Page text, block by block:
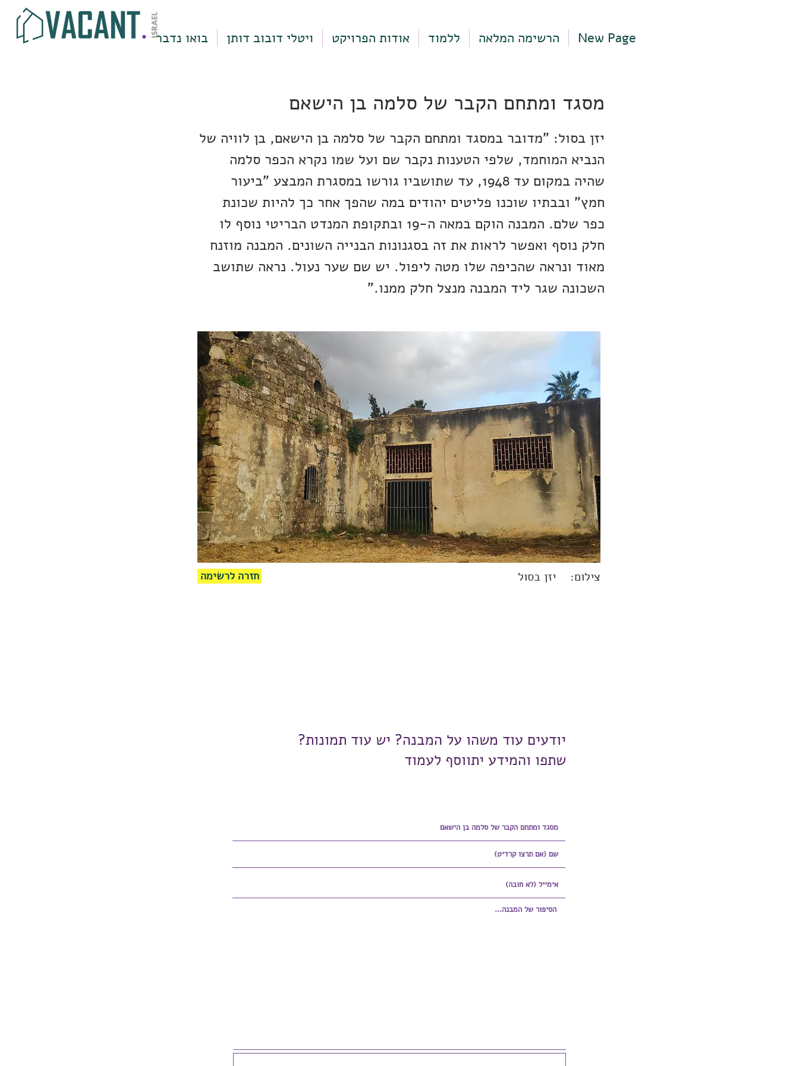
בואו נדבר ויטלי דובוב דותן אודות הפרויקט ללמוד הרשימה המלאה New Page
מסגד ומתחם הקבר של סלמה בן הישאם
יזן בסול: "מדובר במסגד ומתחם הקבר של סלמה בן הישאם, בן לוויה של
הנביא המוחמד, שלפי הטענות נקבר שם ועל שמו נקרא הכפר סלמה
שהיה במקום עד 1948, עד שתושביו גורשו במסגרת המבצע "ביעור
חמץ" ובבתיו שוכנו פליטים יהודים במה שהפך אחר כך להיות שכונת
כפר שלם. המבנה הוקם במאה ה-19 ובתקופת המנדט הבריטי נוסף לו
חלק נוסף ואפשר לראות את זה בסגנונות הבנייה השונים. המבנה מוזנח
מאוד ונראה שהכיפה שלו מטה ליפול. יש שם שער נעול. נראה שתושב
השכונה שגר ליד המבנה מנצל חלק ממנו."
חזרה לרשימה יזן בסול צילום:
יודעים עוד משהו על המבנה? יש עוד תמונות?
שתפו והמידע יתווסף לעמוד